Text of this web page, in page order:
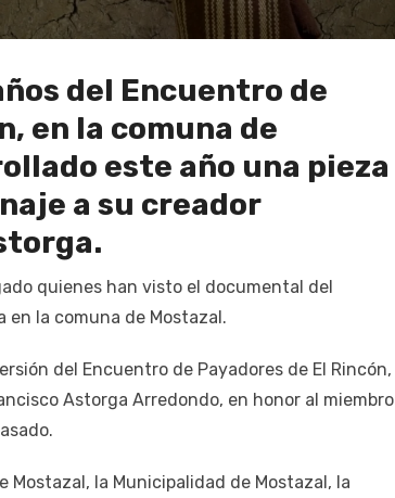
del Encuentro de
en la comuna de
este año una pieza
a su creador
quienes han visto el documental del
en la comuna de Mostazal.
del Encuentro de Payadores de El Rincón,
Astorga Arredondo, en honor al miembro
Mostazal, la Municipalidad de Mostazal, la